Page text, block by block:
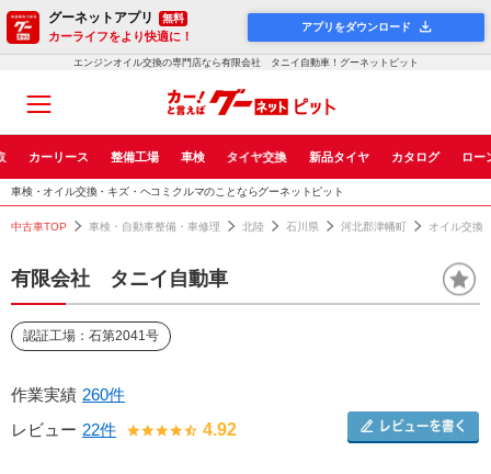
グーネットアプリ 無料
カーライフをより快適に！
アプリをダウンロード
エンジンオイル交換の専門店なら有限会社 タニイ自動車！グーネットピット
カーリース 整備工場 車検 タイヤ交換 新品タイヤ カタログ ロー
車検・オイル交換・キズ・ヘコミクルマのことならグーネットピット
中古車TOP 車検・自動車整備・車修理 北陸 石川県 河北郡津幡町 オイル交換
有限会社 タニイ自動車
認証工場：石第2041号
作業実績 260件
レビュー 22件 4.92